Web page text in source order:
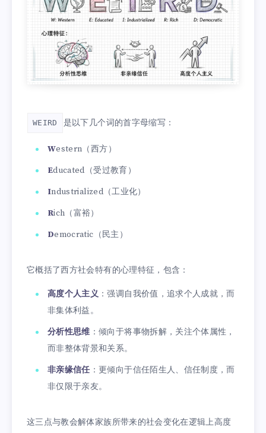
WEIRD 是以下几个词的首字母缩写：
Western（西方）
Educated（受过教育）
Industrialized（工业化）
Rich（富裕）
Democratic（民主）
它概括了西方社会特有的心理特征，包含：
高度个人主义 ：强调自我价值，追求个人成就，而
非集体利益。
分析性思维 ：倾向于将事物拆解，关注个体属性，
而非整体背景和关系。
非亲缘信任 ：更倾向于信任陌生人、信任制度，而
非仅限于亲友。
这三点与教会解体家族所带来的社会变化在逻辑上高度